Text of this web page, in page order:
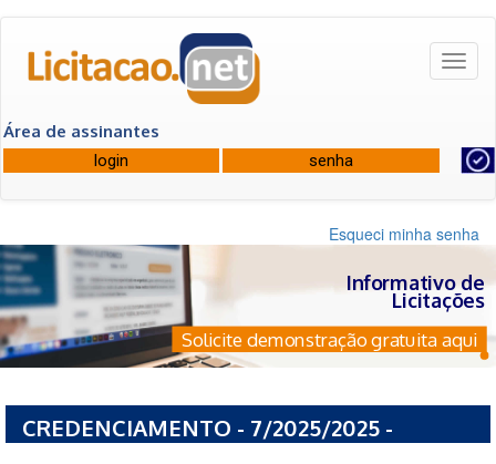
Área de assinantes
Esqueci minha senha
Informativo de
Licitações
Solicite demonstração gratuita aqui
CREDENCIAMENTO - 7/2025/2025 -